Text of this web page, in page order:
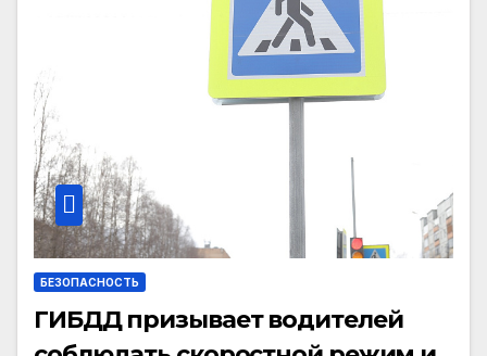
БЕЗОПАСНОСТЬ
ГИБДД призывает водителей